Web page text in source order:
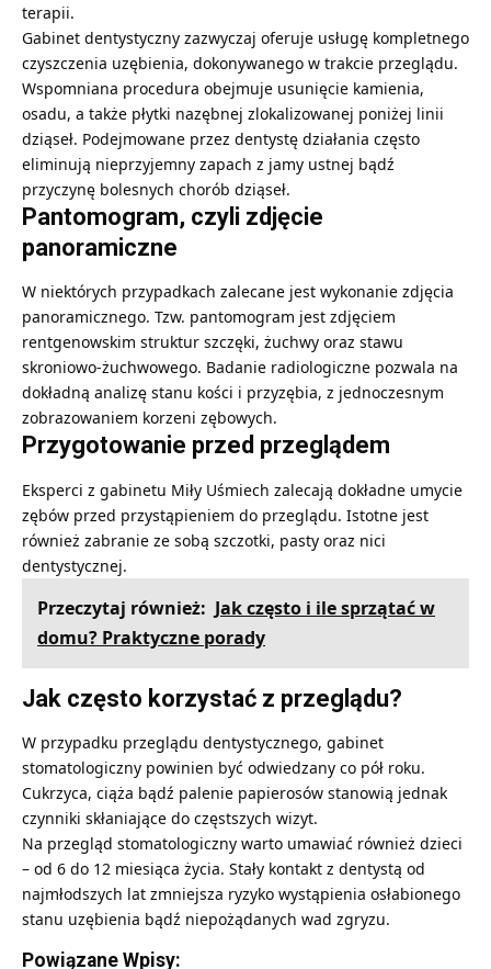
terapii.
Gabinet dentystyczny zazwyczaj oferuje usługę kompletnego
czyszczenia uzębienia, dokonywanego w trakcie przeglądu.
Wspomniana procedura obejmuje usunięcie kamienia,
osadu, a także płytki nazębnej zlokalizowanej poniżej linii
dziąseł. Podejmowane przez dentystę działania często
eliminują nieprzyjemny zapach z jamy ustnej bądź
przyczynę bolesnych chorób dziąseł.
Pantomogram, czyli zdjęcie
panoramiczne
W niektórych przypadkach zalecane jest wykonanie zdjęcia
panoramicznego. Tzw. pantomogram jest zdjęciem
rentgenowskim struktur szczęki, żuchwy oraz stawu
skroniowo-żuchwowego. Badanie radiologiczne pozwala na
dokładną analizę stanu kości i przyzębia, z jednoczesnym
zobrazowaniem korzeni zębowych.
Przygotowanie przed przeglądem
Eksperci z gabinetu Miły Uśmiech zalecają dokładne umycie
zębów przed przystąpieniem do przeglądu. Istotne jest
również zabranie ze sobą szczotki, pasty oraz nici
dentystycznej.
Przeczytaj również: Jak często i ile sprzątać w
domu? Praktyczne porady
Jak często korzystać z przeglądu?
W przypadku przeglądu dentystycznego, gabinet
stomatologiczny powinien być odwiedzany co pół roku.
Cukrzyca, ciąża bądź palenie papierosów stanowią jednak
czynniki skłaniające do częstszych wizyt.
Na przegląd stomatologiczny warto umawiać również dzieci
– od 6 do 12 miesiąca życia. Stały kontakt z dentystą od
najmłodszych lat zmniejsza ryzyko wystąpienia osłabionego
stanu uzębienia bądź niepożądanych wad zgryzu.
Powiązane Wpisy: